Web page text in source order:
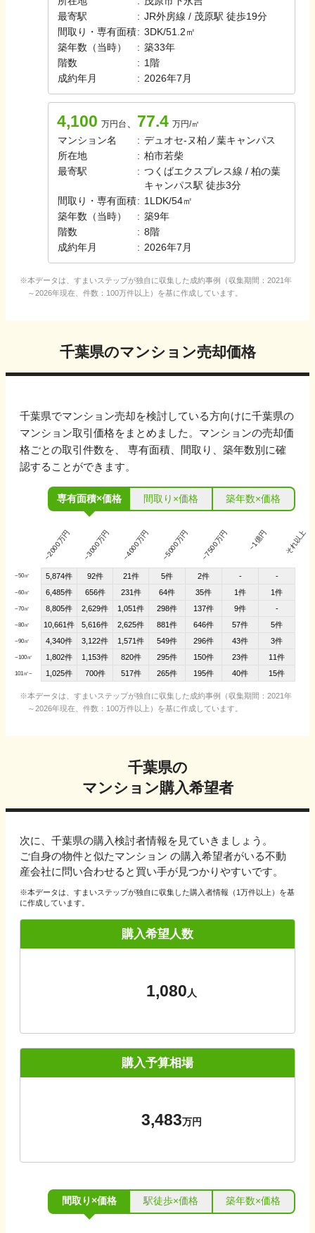
最寄駅
: JR外房線 / 茂原駅 徒歩19分
間取り・専有面積: 3DK/51.2㎡
築年数（当時）
: 築33年
階数
: 1階
成約年月
: 2026年7月
4,100 万円台 77.4 万円/㎡
マンション名 : デュオセ-ヌ柏ノ葉キャンパス
所在地
: 柏市若柴
最寄駅
: つくばエクスプレス線 / 柏の葉
キャンパス駅 徒歩3分
間取り・専有面積: 1LDK/54㎡
築年数（当時）
: 築9年
階数
: 8 階
成約年月
: 2026年7月
本データは、すまいステップが独自に収集した成約事例（収集期間：2021年
～2026年現在、件数：100万件以上）を基に作成しています。
千葉県のマンション売却価格
千葉県でマンション売却を検討している方向けに千葉県の
マンション取引価格をまとめました。マンションの売却価
格ごとの取引件数を、 専有面積、間取り、築年数別に確
認することができます。
専有面積×価格 間取り×価格 築年数×価格
~50㎡
~60㎡
~70㎡
~80㎡
~90㎡
~100㎡
101㎡~
~2000万円 ~3000万円 ~4000万円 ~5000万円 ~7500万円 ~1億円 それ以上
5,874件 92件 21件 5件 2件 -
-
6,485件
656件 231件 64件 35件 1件
1件
8,805件
2,629件 1,051件 298件 137件 9件
-
10,661件
5,616件 2,625件 881件 646件 57件
5件
4,340件
3,122件 1,571件 549件 296件 43件
3件
1,802件
1,153件 820件 295件 150件 23件
11件
1,025件
700件 517件 265件 195件 40件 15件
本データは、すまいステップが独自に収集した成約事例（収集期間：2021年
～2026年現在、件数：100万件以上）を基に作成しています。
千葉県の
マンション購入希望者
次に、 千葉県の購入検討者情報を見ていきましょう。
ご自身の物件と似たマンション の購入希望者がいる不動
産会社に問い合わせると買い手が見つかりやすいです。
※本データは、すまいステップが独自に収集した購入者情報（1万件以上）を基
に作成しています。
購入希望人数
1,080 人
購入予算相場
3,483万円
間取り×価格 駅徒歩×価格 築年数×価格